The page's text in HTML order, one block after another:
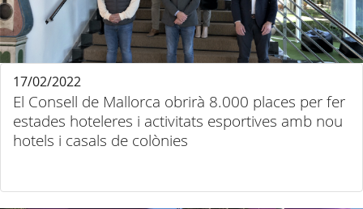
El Consell de Mallorca obrirà 8.000 places per fer
estades hoteleres i activitats esportives amb nou
hotels i casals de colònies
17/02/2022